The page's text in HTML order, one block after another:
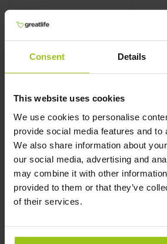
Consent Details
This website uses cookies
We use cookies to personalise
provide social media features and to
We also share information about
our social media, advertising and
may combine it with other
provided to them or that they’ve
of their services.